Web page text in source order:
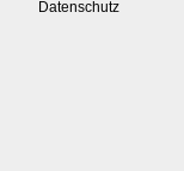
Datenschutz